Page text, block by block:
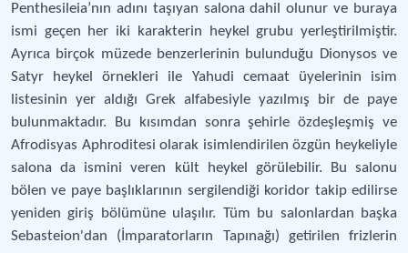
Penthesileia’nın adını taşıyan salona dahil olunur ve buraya
ismi geçen her iki karakterin heykel grubu yerleştirilmiştir.
Ayrıca birçok müzede benzerlerinin bulunduğu Dionysos ve
Satyr heykel örnekleri ile Yahudi cemaat üyelerinin isim
listesinin yer aldığı Grek alfabesiyle yazılmış bir de paye
bulunmaktadır. Bu kısımdan sonra şehirle özdeşleşmiş ve
Afrodisyas Aphroditesi olarak isimlendirilen özgün heykeliyle
salona da ismini veren kült heykel görülebilir. Bu salonu
bölen ve paye başlıklarının sergilendiği koridor takip edilirse
yeniden giriş bölümüne ulaşılır. Tüm bu salonlardan başka
Sebasteion'dan (İmparatorların Tapınağı) getirilen frizlerin